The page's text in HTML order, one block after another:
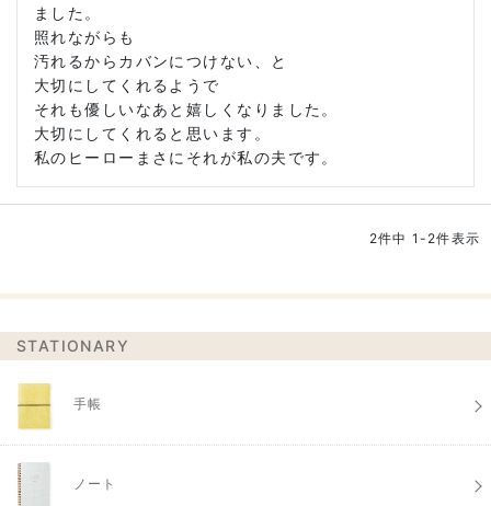
ました。
照れながらも
汚れるからカバンにつけない、と
大切にしてくれるようで
それも優しいなあと嬉しくなりました。
大切にしてくれると思います。
2件中 1 - 2件表示
STATIONARY
手帳
ノート